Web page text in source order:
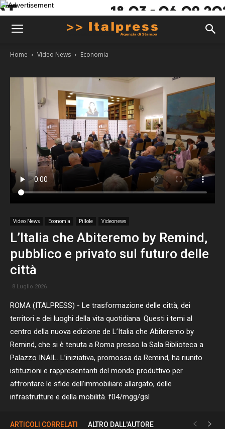
Home Video News Economia
Video News Economia Pillole Videonews
L’Italia che Abiteremo by Remind,
pubblico e privato sul futuro delle
città
8 Luglio 2026
ROMA (ITALPRESS) - Le trasformazione delle città, dei
territori e dei luoghi della vita quotidiana. Questi i temi al
centro della nuova edizione de L’Italia che Abiteremo by
Remind, che si è tenuta a Roma presso la Sala Biblioteca a
Palazzo INAIL. L’iniziativa, promossa da Remind, ha riunito
istituzioni e rappresentanti del mondo produttivo per
affrontare le sfide dell’immobiliare allargato, delle
infrastrutture e della mobilità. f04/mgg/gsl
ARTICOLI CORRELATI ALTRO DALL'AUTORE